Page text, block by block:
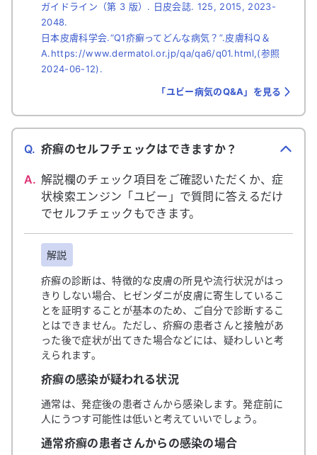
ガイドライン（第 3 版）. 日皮会誌. 125, 2015, 2023-
2048.
日本皮膚科学会.“Q1疥癬ってどんな病気？”.皮膚科Q＆
A.https://www.dermatol.or.jp/qa/qa6/q01.html,(参照
2024-06-12).
「ユビー病気のQ&A」を見る
Q. 疥癬のセルフチェックはできますか？
A. 解説欄のチェック項目をご確認いただくか、症
状検索エンジン「ユビー」で質問に答えるだけ
でセルフチェックもできます。
解説
疥癬の診断は、特徴的な皮膚の所見や流行状況がはっ
きりしない場合、ヒゼンダニが皮膚に寄生しているこ
とを証明することが基本のため、ご自分で診断するこ
とはできません。ただし、疥癬の患者さんと接触があ
った後で症状が出てきた場合などには、疑わしいと考
えられます。
疥癬の感染が疑われる状況
通常は、発症後の患者さんから感染します。発症前に
人にうつす可能性は低いと考えていいでしょう。
通常疥癬の患者さんからの感染の場合